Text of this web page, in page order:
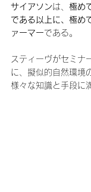
サイアソンは、 極め
である以上に、極め
ァーマーである。
スティーヴがセミナ
に、擬似的自然環境
様々な知識と手段に